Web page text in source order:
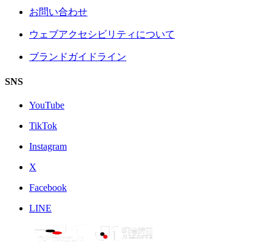
お問い合わせ
ウェブアクセシビリティについて
ブランドガイドライン
SNS
YouTube
TikTok
Instagram
X
Facebook
LINE